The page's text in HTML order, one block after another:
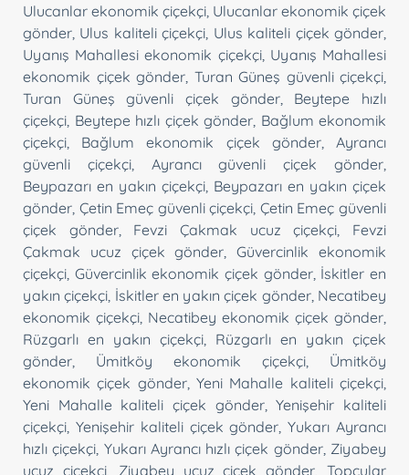
Ulucanlar ekonomik çiçekçi Ulucanlar ekonomik çiçek
gönder Ulus kaliteli çiçekçi Ulus kaliteli çiçek gönder
Uyanış Mahallesi ekonomik çiçekçi, Uyanış Mahallesi
ekonomik çiçek gönder Turan Güneş güvenli çiçekçi
Turan Güneş güvenli çiçek gönder, Beytepe hızlı
çiçekçi Beytepe hızlı çiçek gönder Bağlum ekonomik
çiçekçi
Bağlum ekonomik çiçek gönder,Ayrancı
güvenli çiçekçi, Ayrancı güvenli çiçek gönder
Beypazarı en yakın çiçekçi Beypazarı en yakın çiçek
gönder Çetin Emeç güvenli çiçekçi Çetin Emeç güvenli
çiçek gönder, Fevzi Çakmak ucuz çiçekçi
Fevzi
Çakmak ucuz çiçek gönder ,Güvercinlik ekonomik
çiçekçi Güvercinlik ekonomik çiçek gönder, İskitler en
yakın çiçekçi İskitler en yakın çiçek gönder, Necatibey
ekonomik çiçekçi Necatibey ekonomik çiçek gönder
Rüzgarlı en yakın çiçekçi
Rüzgarlı en yakın çiçek
gönder
Ümitköy ekonomik çiçekçi
Ümitköy
ekonomik çiçek gönder,Yeni Mahalle kaliteli çiçekçi
Yeni Mahalle kaliteli çiçek gönder,Yenişehir kaliteli
çiçekçi Yenişehir kaliteli çiçek gönder ,Yukarı Ayrancı
hızlı çiçekçi Yukarı Ayrancı hızlı çiçek gönder, Ziyabey
ucuz çiçekçi, Ziyabey ucuz çiçek gönder ,Topçular